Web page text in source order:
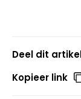
Deel dit
Kopieer link